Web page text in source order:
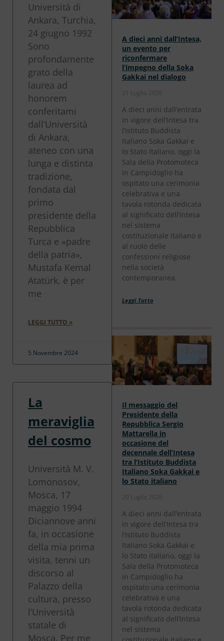
Università di
Ankara, Turchia,
24 giugno 1992
Sono
profondamente
grato della
laurea ad
honorem
conferitami
dall’Università
di Ankara,
ateneo con una
lunga e distinta
tradizione,
fondata dal
primo
presidente della
Repubblica
Turca e «padre
della patria»,
Mustafa Kemal
Atatürk. è per
me
LEGGI TUTTO »
5 Novembre 2024
La
meraviglia
del cosmo
Università M. V.
Lomonosov,
Mosca, 17
maggio 1994
Diciannove anni
fa, in occasione
della mia prima
visita, tenni un
discorso al
Palazzo della
cultura, presso
l’Università
statale di
Mosca. Per me
A dieci anni dall’Intesa,
un evento per
riconfermare
l’impegno della Soka
Gakkai nel dialogo
21 Luglio 2026
A dieci anni dall’entrata
in vigore dell’Intesa tra
l’Istituto Buddista
Italiano Soka Gakkai e
lo Stato italiano, oggi la
Sala della Protomoteca
in Campidoglio ha
ospitato una cerimonia
celebrativa e una
tavola rotonda dedicata
al significato dell’Intesa
nel sistema
costituzionale italiano e
al ruolo delle
confessioni religiose
nella società
contemporanea.
Leggi Tutto
Il messaggio del
Presidente della
Repubblica Sergio
Mattarella in
occasione del
decennale dell’Intesa
tra l’Istituto Buddista
Italiano Soka Gakkai e
lo Stato italiano
20 Luglio 2026
A dieci anni dall’entrata
in vigore dell’Intesa tra
l’Istituto Buddista
Italiano Soka Gakkai e
lo Stato italiano, oggi la
Sala della Protomoteca
in Campidoglio ha
ospitato una cerimonia
celebrativa e una
tavola rotonda dedicata
al significato dell’Intesa
nel sistema